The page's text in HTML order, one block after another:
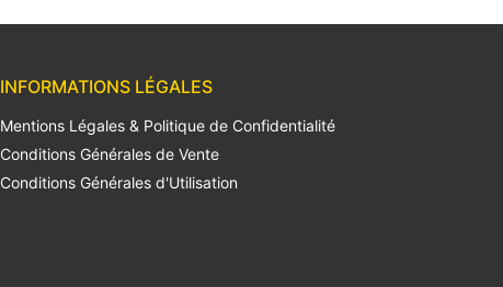
INFORMATIONS LÉGALES
Mentions Légales & Politique de Confidentialité
Conditions Générales de Vente
Conditions Générales d'Utilisation